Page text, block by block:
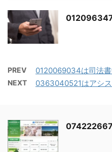
PREV 0120069034は司法
NEXT 0363040521はアシ